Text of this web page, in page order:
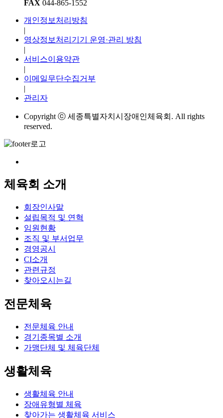
FAX 044-865-1552
개인정보처리방침
|
영상정보처리기기 운영·관리 방침
|
서비스이용약관
|
이메일무단수집거부
|
관리자
Copyright ⓒ 세종특별자치시장애인체육회. All rights
reserved.
체육회 소개
회장인사말
설립목적 및 연혁
임원현황
조직 및 부서업무
경영공시
CI소개
관련규정
찾아오시는길
전문체육
전문체육 안내
경기종목별 소개
가맹단체 및 체육단체
생활체육
생활체육 안내
장애유형별 체육
찾아가는 생활체육 서비스